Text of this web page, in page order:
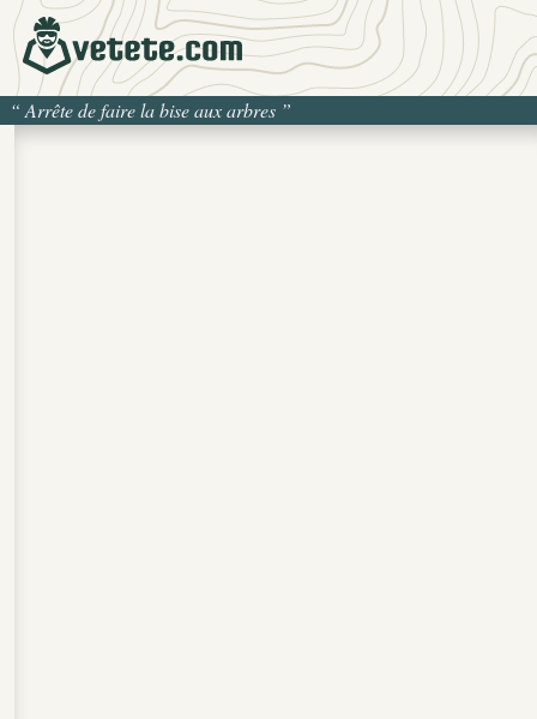
“ Arrête de faire la bise aux arbres ”